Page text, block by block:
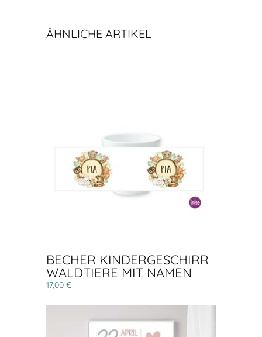
ÄHNLICHE ARTIKEL
BECHER KINDERGESCHIRR
WALDTIERE MIT NAMEN
17,00 €